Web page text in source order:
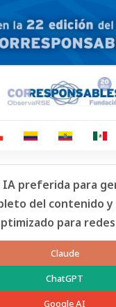
IA preferida para
del contenido
para redes
Claude
ChatGPT
Google AI